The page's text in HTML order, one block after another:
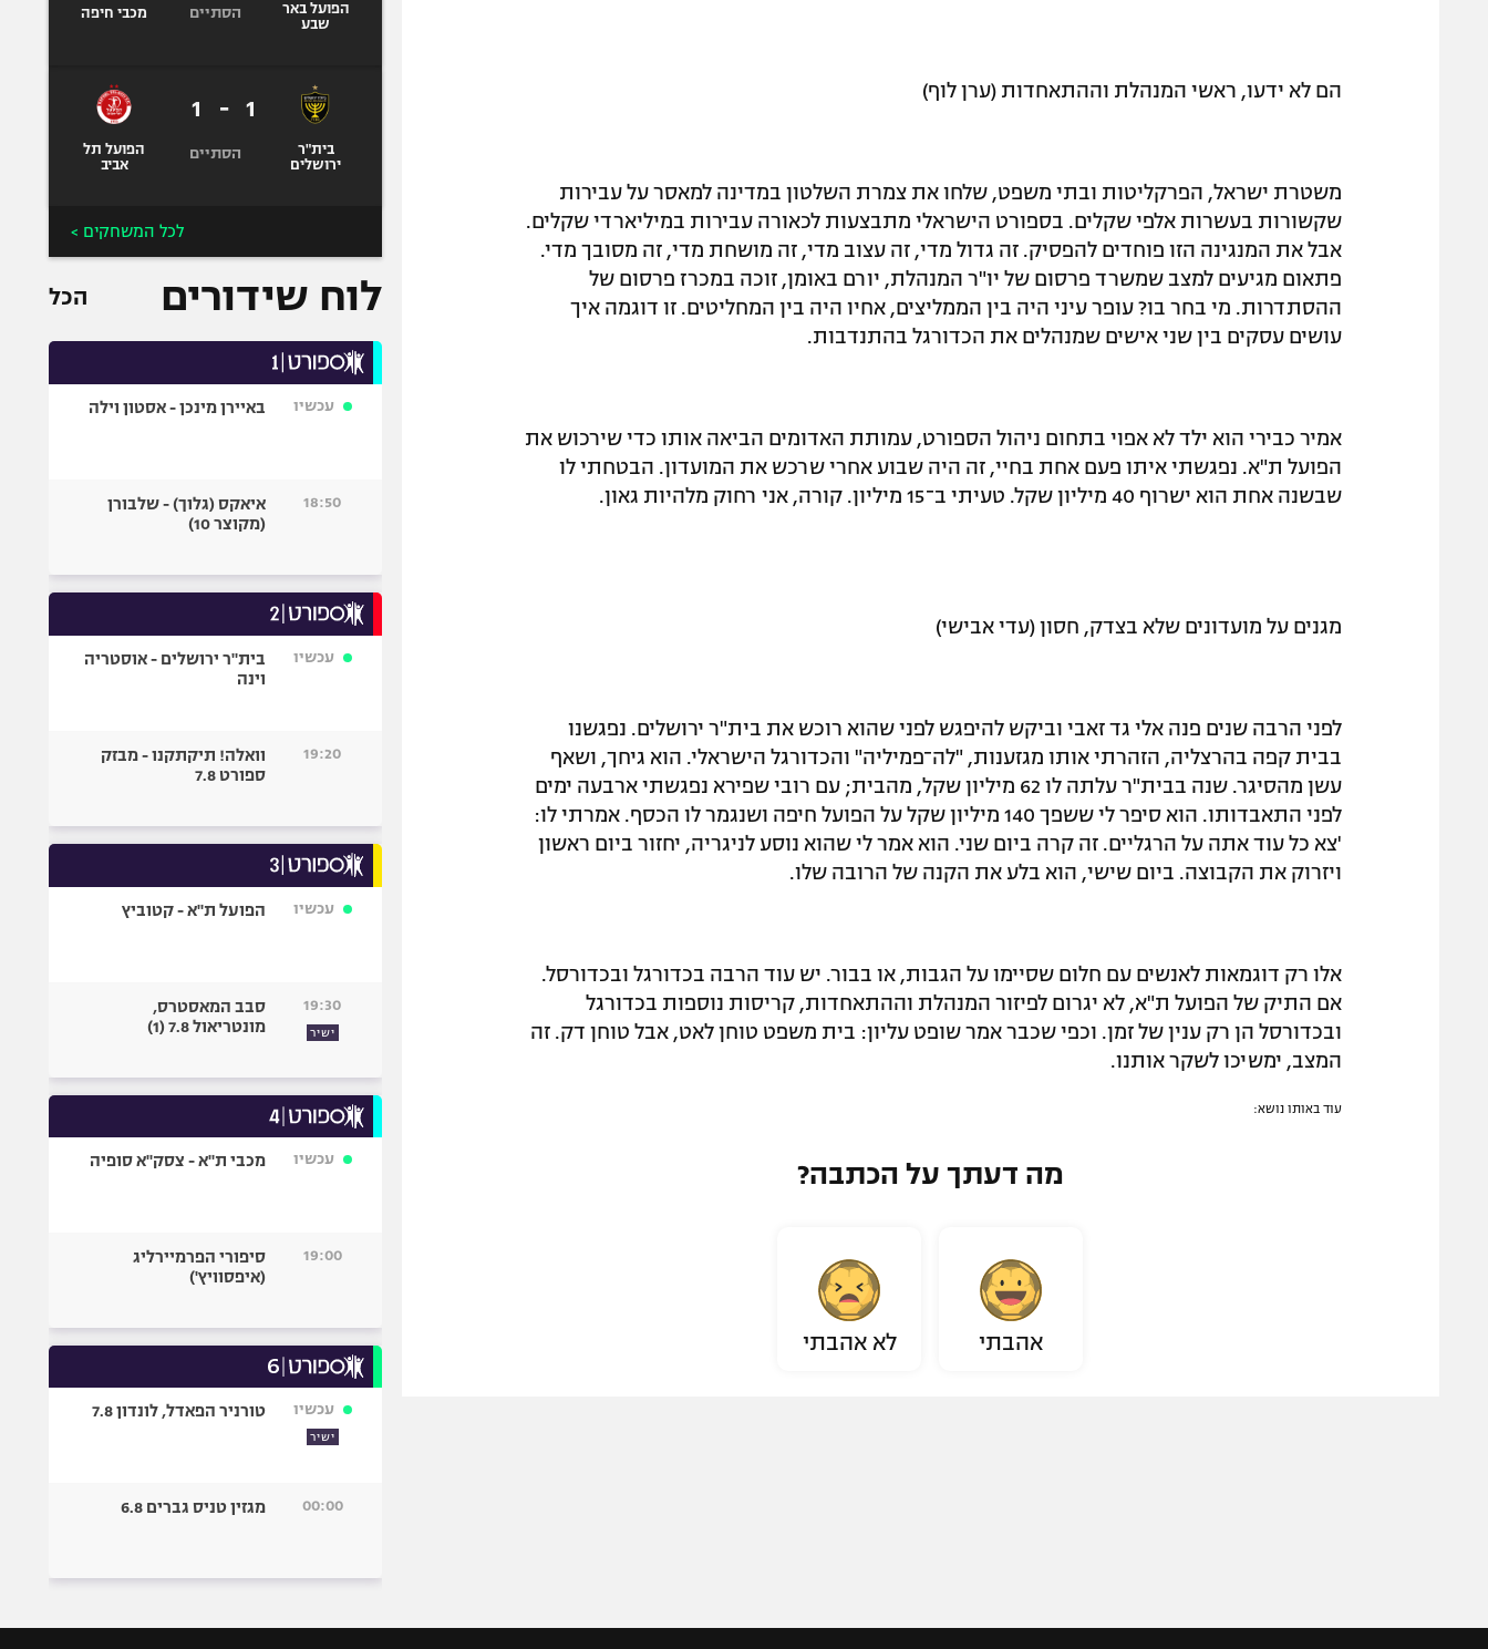
הם לא ידעו, ראשי המנהלת וההתאחדות (ערן לוף)
משטרת ישראל, הפרקליטות ובתי משפט, שלחו את צמרת השלטון במדינה למאסר על עבירות
שקשורות בעשרות אלפי שקלים. בספורט הישראלי מתבצעות לכאורה עבירות במיליארדי שקלים.
אבל את המנגינה הזו פוחדים להפסיק. זה גדול מדי, זה עצוב מדי, זה מושחת מדי, זה מסובך מדי.
פתאום מגיעים למצב שמשרד פרסום של יו"ר המנהלת, יורם באומן, זוכה במכרז פרסום של
ההסתדרות. מי בחר בו? עופר עיני היה בין הממליצים, אחיו היה בין המחליטים. זו דוגמה איך
עושים עסקים בין שני אישים שמנהלים את הכדורגל בהתנדבות.
אמיר כבירי הוא ילד לא אפוי בתחום ניהול הספורט, עמותת האדומים הביאה אותו כדי שירכוש את
הפועל ת"א. נפגשתי איתו פעם אחת בחיי, זה היה שבוע אחרי שרכש את המועדון. הבטחתי לו
שבשנה אחת הוא ישרוף 40 מיליון שקל. טעיתי ב־15 מיליון. קורה, אני רחוק מלהיות גאון.
מגנים על מועדונים שלא בצדק, חסון (עדי אבישי)
לפני הרבה שנים פנה אלי גד זאבי וביקש להיפגש לפני שהוא רוכש את בית"ר ירושלים. נפגשנו
בבית קפה בהרצליה, הזהרתי אותו מגזענות, "לה־פמיליה" והכדורגל הישראלי. הוא גיחך, ושאף
עשן מהסיגר. שנה בבית"ר עלתה לו 62 מיליון שקל, מהבית; עם רובי שפירא נפגשתי ארבעה ימים
לפני התאבדותו. הוא סיפר לי ששפך 140 מיליון שקל על הפועל חיפה ושנגמר לו הכסף. אמרתי לו:
'צא כל עוד אתה על הרגליים. זה קרה ביום שני. הוא אמר לי שהוא נוסע לניגריה, יחזור ביום ראשון
ויזרוק את הקבוצה. ביום שישי, הוא בלע את הקנה של הרובה שלו.
אלו רק דוגמאות לאנשים עם חלום שסיימו על הגבות, או בבור. יש עוד הרבה בכדורגל ובכדורסל.
אם התיק של הפועל ת"א, לא יגרום לפיזור המנהלת וההתאחדות, קריסות נוספות בכדורגל
ובכדורסל הן רק ענין של זמן. וכפי שכבר אמר שופט עליון: בית משפט טוחן לאט, אבל טוחן דק. זה
המצב, ימשיכו לשקר אותנו.
עוד באותו נושא:
מה דעתך על הכתבה?
אהבתי לא אהבתי
הפועל באר
שבע
הסתיים מכבי חיפה
בית"ר
ירושלים
1
-
1
הסתיים
הפועל תל
אביב
לכל המשחקים >
לוח שידורים הכל
עכשיו באיירן מינכן - אסטון וילה
18:50
איאקס (גלוך) - שלבורן
(מקוצר 10)
עכשיו
בית"ר ירושלים - אוסטריה
וינה
19:20
וואלה! תיקתקנו - מבזק
ספורט 7.8
עכשיו הפועל ת"א - קטוביץ
19:30
ישיר
סבב המאסטרס,
מונטריאול 7.8 (1)
עכשיו מכבי ת"א - צסק"א סופיה
19:00
סיפורי הפרמיירליג
(איפסוויץ')
עכשיו
ישיר
טורניר הפאדל, לונדון 7.8
00:00 מגזין טניס גברים 6.8